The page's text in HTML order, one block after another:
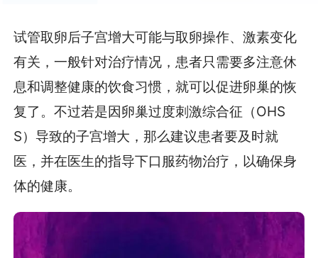
试管取卵后子宫增大可能与取卵操作、激素变化
有关，一般针对治疗情况，患者只需要多注意休
息和调整健康的饮食习惯，就可以促进卵巢的恢
复了。不过若是因卵巢过度刺激综合征（OHS
S）导致的子宫增大，那么建议患者要及时就
医，并在医生的指导下口服药物治疗，以确保身
体的健康。